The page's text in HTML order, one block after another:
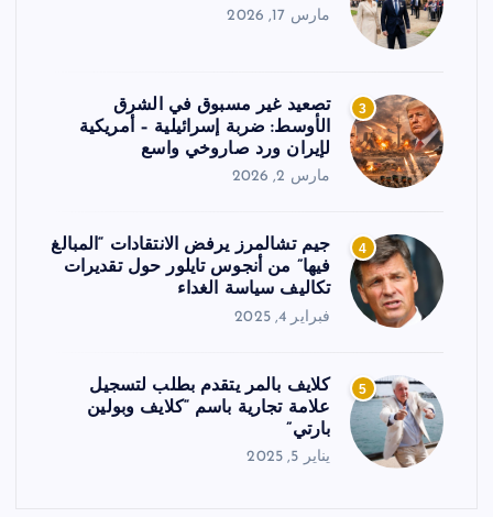
مارس 17, 2026
3
تصعيد غير مسبوق في الشرق
الأوسط: ضربة إسرائيلية – أمريكية
لإيران ورد صاروخي واسع
مارس 2, 2026
4
جيم تشالمرز يرفض الانتقادات “المبالغ
فيها” من أنجوس تايلور حول تقديرات
تكاليف سياسة الغداء
فبراير 4, 2025
5
كلايف بالمر يتقدم بطلب لتسجيل
علامة تجارية باسم “كلايف وبولين
بارتي”
يناير 5, 2025